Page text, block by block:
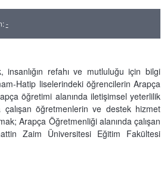
-
refahı ve mutluluğu için bilgi
Hatip liselerindeki öğrencilerin Arapça
öğretimi alanında iletişimsel yeterlilik
öğretmenlerin ve destek hizmet
Arapça Öğretmenliği alanında çalışan
Zaim Üniversitesi Eğitim Fakültesi